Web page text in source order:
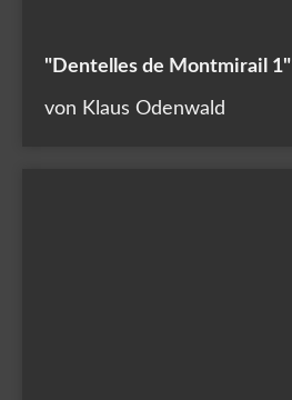
"Dentelles de Montmirail 1"
von Klaus Odenwald